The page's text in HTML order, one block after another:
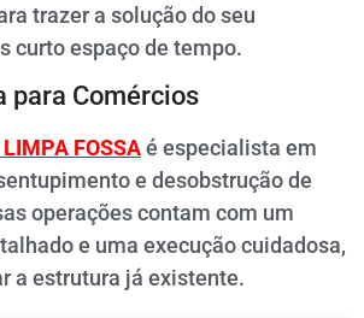
trazer a solução do seu
curto espaço de tempo.
para Comércios
FOSSAé especialista em
e desobstrução de
operações contam com um
e uma execução cuidadosa,
a estrutura já existente.